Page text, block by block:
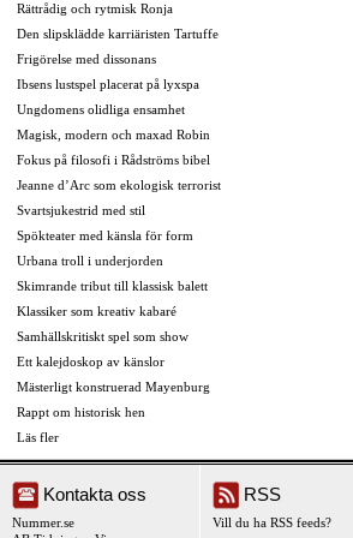
Rättrådig och rytmisk Ronja
Den slipsklädde karriäristen Tartuffe
Frigörelse med dissonans
Ibsens lustspel placerat på lyxspa
Ungdomens olidliga ensamhet
Magisk, modern och maxad Robin
Fokus på filosofi i Rådströms bibel
Jeanne d’Arc som ekologisk terrorist
Svartsjukestrid med stil
Spökteater med känsla för form
Urbana troll i underjorden
Skimrande tribut till klassisk balett
Klassiker som kreativ kabaré
Samhällskritiskt spel som show
Ett kalejdoskop av känslor
Mästerligt konstruerad Mayenburg
Rappt om historisk hen
Läs fler
Kontakta oss
Nummer.se
RSS
Vill du ha RSS feeds?